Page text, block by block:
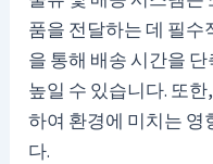
품을 전달하는 데 필수
을 통해 배송 시간을
높일 수 있습니다. 또
하여 환경에 미치는 영
다.